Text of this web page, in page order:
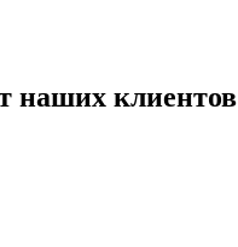
наших клиентов